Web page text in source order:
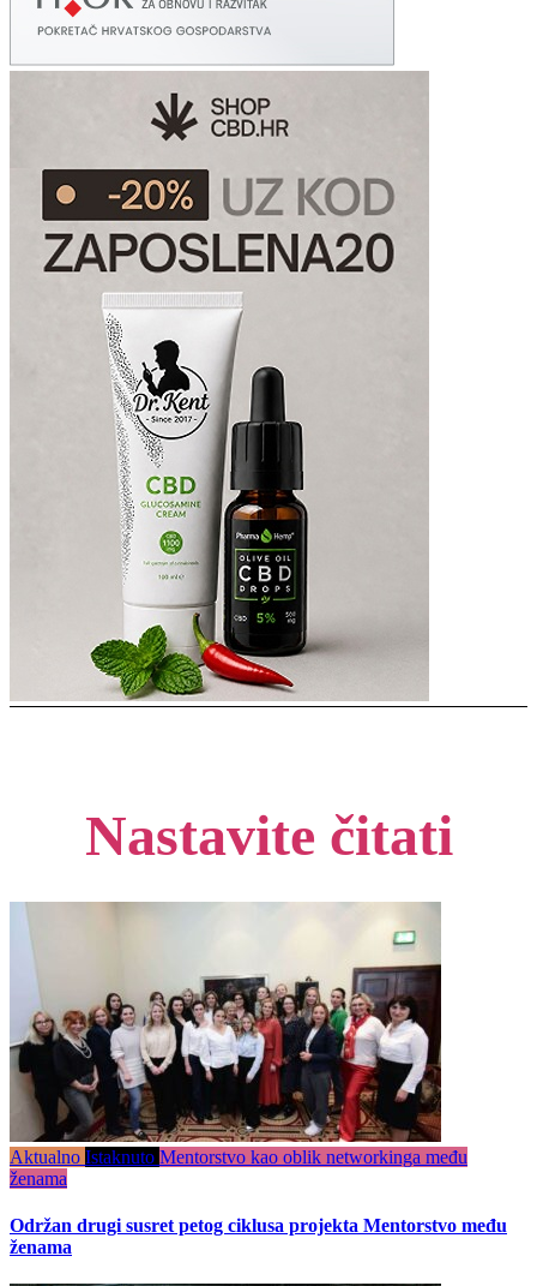
Nastavite čitati
Aktualno Istaknuto Mentorstvo kao oblik networkinga među
ženama
Održan drugi susret petog ciklusa projekta Mentorstvo među
ženama